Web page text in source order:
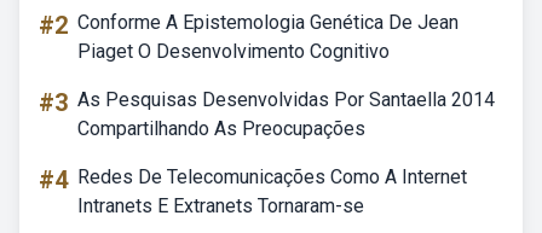
#2 Conforme A Epistemologia Genética De Jean
Piaget O Desenvolvimento Cognitivo
#3 As Pesquisas Desenvolvidas Por Santaella 2014
Compartilhando As Preocupações
#4 Redes De Telecomunicações Como A Internet
Intranets E Extranets Tornaram-se